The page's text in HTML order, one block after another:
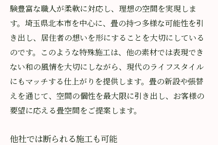
験豊富な職人が柔軟に対応し、理想の空間を実現しま
す。埼玉県北本市を中心に、畳の持つ多様な可能性を引
き出し、居住者の想いを形にすることを大切にしている
のです。このような特殊施工は、他の素材では表現でき
ない和の風情を大切にしながら、現代のライフスタイル
にもマッチする仕上がりを提供します。畳の新設や張替
えを通じて、空間の個性を最大限に引き出し、お客様の
要望に応える畳空間をご提案します。
他社では断られる施工も可能